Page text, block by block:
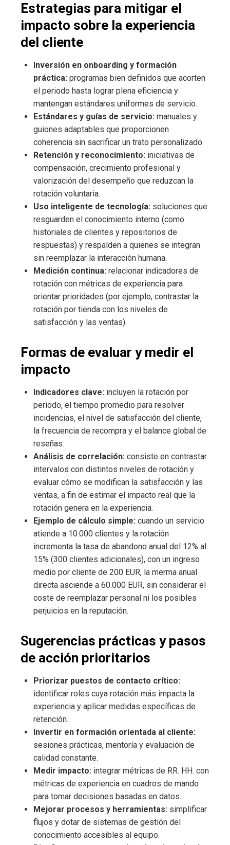
Estrategias para mitigar el
impacto sobre la experiencia
del cliente
Inversión en onboarding y formación
práctica: programas bien definidos que acorten
el periodo hasta lograr plena eficiencia y
mantengan estándares uniformes de servicio.
Estándares y guías de servicio: manuales y
guiones adaptables que proporcionen
coherencia sin sacrificar un trato personalizado.
Retención y reconocimiento: iniciativas de
compensación, crecimiento profesional y
valorización del desempeño que reduzcan la
rotación voluntaria.
Uso inteligente de tecnología: soluciones que
resguarden el conocimiento interno (como
historiales de clientes y repositorios de
respuestas) y respalden a quienes se integran
sin reemplazar la interacción humana.
Medición continua: relacionar indicadores de
rotación con métricas de experiencia para
orientar prioridades (por ejemplo, contrastar la
rotación por tienda con los niveles de
satisfacción y las ventas).
Formas de evaluar y medir el
impacto
Indicadores clave: incluyen la rotación por
periodo, el tiempo promedio para resolver
incidencias, el nivel de satisfacción del cliente,
la frecuencia de recompra y el balance global de
reseñas.
Análisis de correlación: consiste en contrastar
intervalos con distintos niveles de rotación y
evaluar cómo se modifican la satisfacción y las
ventas, a fin de estimar el impacto real que la
rotación genera en la experiencia.
Ejemplo de cálculo simple: cuando un servicio
atiende a 10.000 clientes y la rotación
incrementa la tasa de abandono anual del 12% al
15% (300 clientes adicionales), con un ingreso
medio por cliente de 200 EUR, la merma anual
directa asciende a 60.000 EUR, sin considerar el
coste de reemplazar personal ni los posibles
perjuicios en la reputación.
Sugerencias prácticas y pasos
de acción prioritarios
Priorizar puestos de contacto crítico:
identificar roles cuya rotación más impacta la
experiencia y aplicar medidas específicas de
retención.
Invertir en formación orientada al cliente:
sesiones prácticas, mentoría y evaluación de
calidad constante.
Medir impacto: integrar métricas de RR. HH. con
métricas de experiencia en cuadros de mando
para tomar decisiones basadas en datos.
Mejorar procesos y herramientas: simplificar
flujos y dotar de sistemas de gestión del
conocimiento accesibles al equipo.